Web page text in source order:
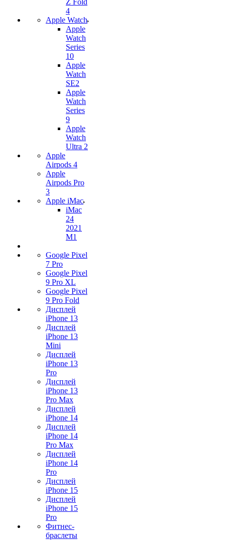
Z Fold
4
Apple Watch
Apple
Watch
Series
10
Apple
Watch
SE2
Apple
Watch
Series
9
Apple
Watch
Ultra 2
Apple
Airpods 4
Apple
Airpods Pro
3
Apple iMac
iMac
24
2021
M1
Google Pixel
7 Pro
Google Pixel
9 Pro XL
Google Pixel
9 Pro Fold
Дисплей
iPhone 13
Дисплей
iPhone 13
Mini
Дисплей
iPhone 13
Pro
Дисплей
iPhone 13
Pro Max
Дисплей
iPhone 14
Дисплей
iPhone 14
Pro Max
Дисплей
iPhone 14
Pro
Дисплей
iPhone 15
Дисплей
iPhone 15
Pro
Фитнес-
браслеты